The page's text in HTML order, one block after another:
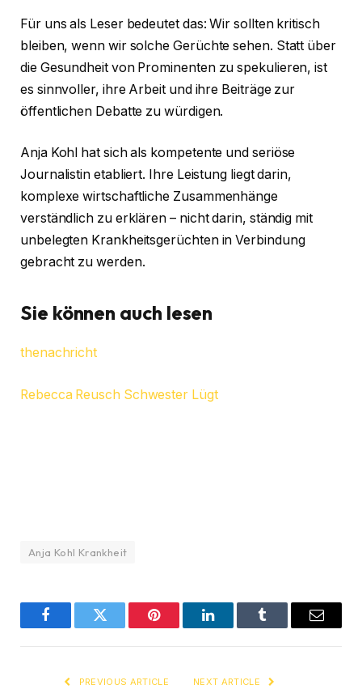
Für uns als Leser bedeutet das: Wir sollten kritisch
bleiben, wenn wir solche Gerüchte sehen. Statt über
die Gesundheit von Prominenten zu spekulieren, ist
es sinnvoller, ihre Arbeit und ihre Beiträge zur
öffentlichen Debatte zu würdigen.
Anja Kohl hat sich als kompetente und seriöse
Journalistin etabliert. Ihre Leistung liegt darin,
komplexe wirtschaftliche Zusammenhänge
verständlich zu erklären – nicht darin, ständig mit
unbelegten Krankheitsgerüchten in Verbindung
gebracht zu werden.
Sie können auch lesen
thenachricht
Rebecca Reusch Schwester Lügt
Anja Kohl Krankheit
FacebookTwitter Pinterest LinkedInTumblr Email
PREVIOUS ARTICLE NEXT ARTICLE